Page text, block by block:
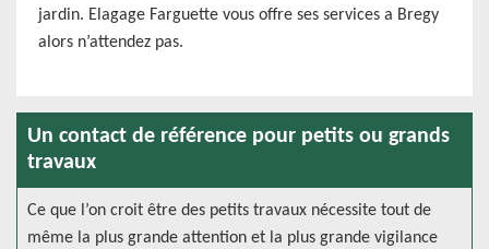
jardin. Elagage Farguette vous offre ses services a Bregy
alors n’attendez pas.
Un contact de référence pour petits ou grands
travaux
Ce que l’on croit être des petits travaux nécessite tout de
même la plus grande attention et la plus grande vigilance